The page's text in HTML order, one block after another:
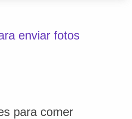
enviar fotos
para comer